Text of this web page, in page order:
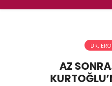
DR.
AZ